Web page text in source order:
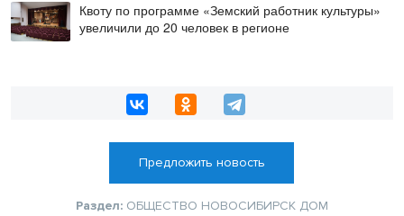
Квоту по программе «Земский работник культуры»
увеличили до 20 человек в регионе
Предложить новость
Раздел: ОБЩЕСТВО НОВОСИБИРСК ДОМ